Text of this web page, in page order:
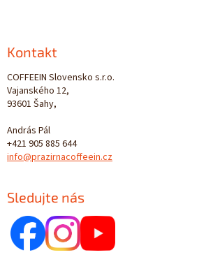
Kontakt
COFFEEIN Slovensko s.r.o.
Vajanského 12,
93601 Šahy,
András Pál
+421 905 885 644
info@prazirnacoffeein.cz
Sledujte nás